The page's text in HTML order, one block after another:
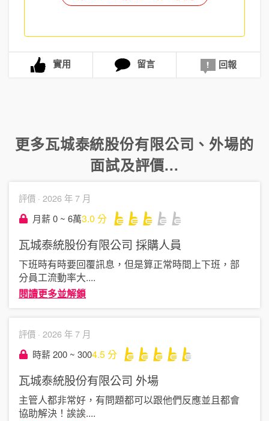
實用 留言 回報
更多瓦城泰統股份有限公司 、 外場的
面試及評價...
評價 · 2026 年 7 月
月薪 0 ~ 6萬3.0 分
瓦城泰統股份有限公司 採購人員
下班時有時要回覆訊息，但是算正常時間上下班，部
分員工流動率大....
閱讀更多並解鎖
評價 · 2026 年 7 月
時薪 200 ~ 3004.5分
瓦城泰統股份有限公司 外場
主管人都非常好，有問題都可以跟他們反應並且都會
協助解決！誒誒....